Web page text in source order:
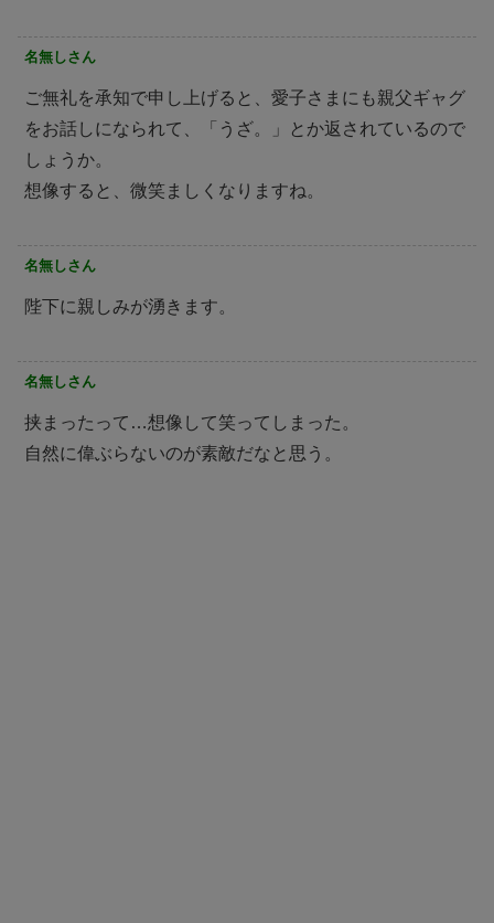
名無しさん
ご無礼を承知で申し上げると、愛子さまにも親父ギャグ
をお話しになられて、「うざ。」とか返されているので
しょうか。
想像すると、微笑ましくなりますね。
名無しさん
陛下に親しみが湧きます。
名無しさん
挟まったって…想像して笑ってしまった。
自然に偉ぶらないのが素敵だなと思う。